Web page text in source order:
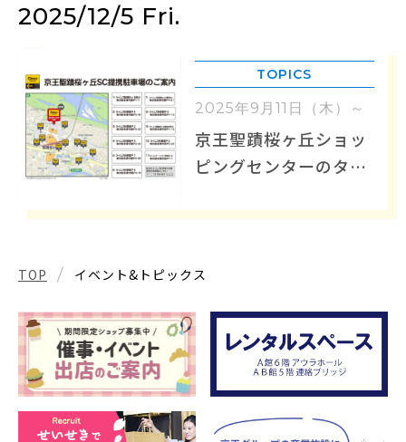
2025/12/5 Fri.
TOPICS
2025年9月11日（木）～
京王聖蹟桜ヶ丘ショッ
ピングセンターのタイ
内
TOP イベント&トピックス